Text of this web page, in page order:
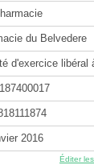
du Belvedere
d'exercice libéral
2016
Éditer